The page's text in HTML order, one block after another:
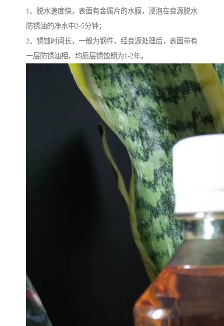
1、脱水速度快，表面有金属片的水膜，浸泡在良源脱水
防锈油的净水中2-5分钟；
2、锈蚀时间长，一般为钢件，经良源处理后，表面带有
一层防锈油相，均质层锈蚀期为1-2年。